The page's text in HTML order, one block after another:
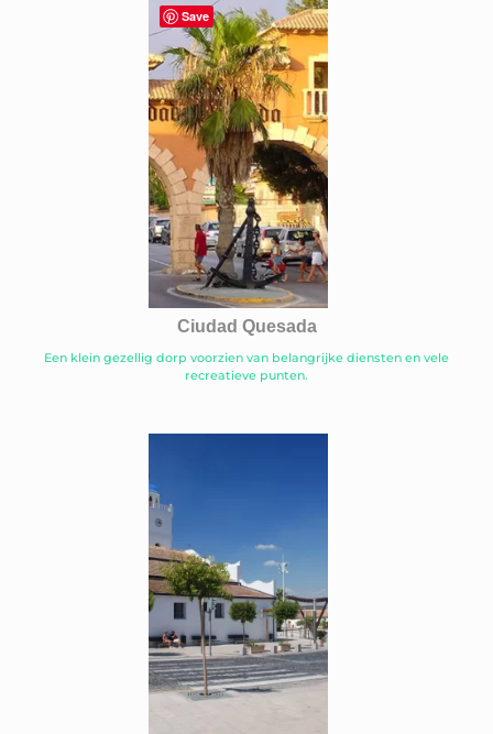
Ciudad Quesada
Een klein gezellig dorp voorzien van belangrijke diensten en vele
recreatieve punten.
Save